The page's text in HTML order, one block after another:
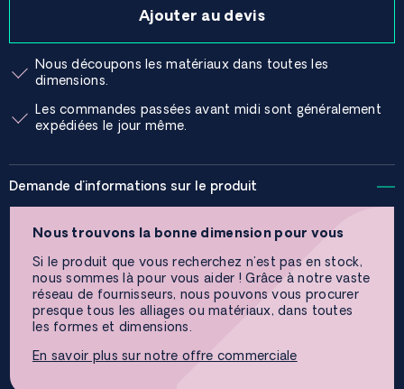
Ajouter au devis
Nous découpons les matériaux dans toutes les
dimensions.
Les commandes passées avant midi sont généralement
expédiées le jour même.
Demande d'informations sur le produit
Nous trouvons la bonne dimension pour vous
Si le produit que vous recherchez n'est pas en stock,
nous sommes là pour vous aider ! Grâce à notre vaste
réseau de fournisseurs, nous pouvons vous procurer
presque tous les alliages ou matériaux, dans toutes
les formes et dimensions.
En savoir plus sur notre offre commerciale